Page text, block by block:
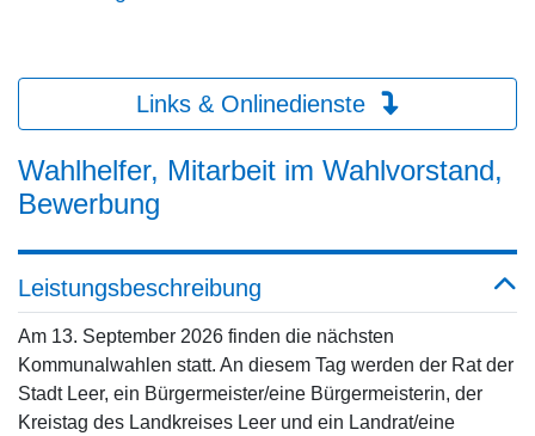
Links & Onlinedienste
Wahlhelfer, Mitarbeit im Wahlvorstand,
Bewerbung
Leistungsbeschreibung
Am 13. September 2026 finden die nächsten
Kommunalwahlen statt. An diesem Tag werden der Rat der
Stadt Leer, ein Bürgermeister/eine Bürgermeisterin, der
Kreistag des Landkreises Leer und ein Landrat/eine